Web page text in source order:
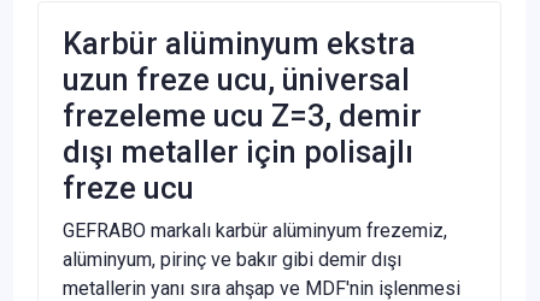
Karbür alüminyum ekstra
uzun freze ucu, üniversal
frezeleme ucu Z=3, demir
dışı metaller için polisajlı
freze ucu
GEFRABO markalı karbür alüminyum frezemiz,
alüminyum, pirinç ve bakır gibi demir dışı
metallerin yanı sıra ahşap ve MDF'nin işlenmesi